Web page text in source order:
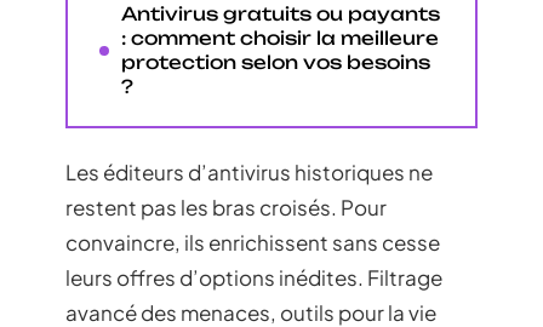
Antivirus gratuits ou payants
: comment choisir la meilleure
protection selon vos besoins
?
Les éditeurs d’antivirus historiques ne
restent pas les bras croisés. Pour
convaincre, ils enrichissent sans cesse
leurs offres d’options inédites. Filtrage
avancé des menaces, outils pour la vie